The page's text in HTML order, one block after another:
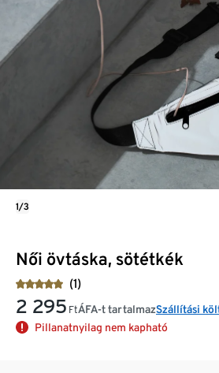
Női övtáska, sötétkék
(1)
2 295 FtÁFA-t tartalmazSzállítási
Pillanatnyilag nem kapható
1/3